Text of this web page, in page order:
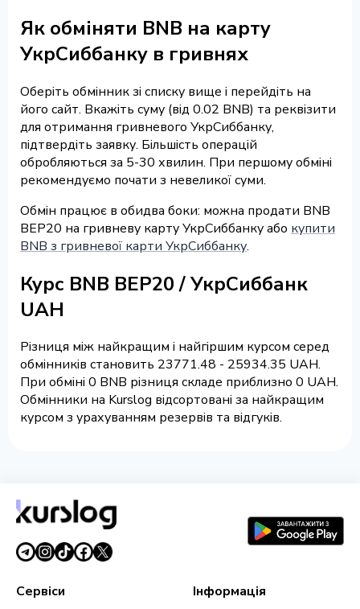
Як обміняти BNB на карту
УкрСиббанку в гривнях
Оберіть обмінник зі списку вище і перейдіть на
його сайт. Вкажіть суму (від 0.02 BNB) та реквізити
для отримання гривневого УкрСиббанку,
підтвердіть заявку. Більшість операцій
обробляються за 5-30 хвилин. При першому обміні
рекомендуємо почати з невеликої суми.
Обмін працює в обидва боки: можна продати BNB
BEP20 на гривневу карту УкрСиббанку або купити
BNB з гривневої карти УкрСиббанку.
Курс BNB BEP20 / УкрСиббанк
UAH
Різниця між найкращим і найгіршим курсом серед
обмінників становить 23771.48 - 25934.35 UAH.
При обміні 0 BNB різниця складе приблизно 0 UAH.
Обмінники на Kurslog відсортовані за найкращим
курсом з урахуванням резервів та відгуків.
Сервіси Інформація